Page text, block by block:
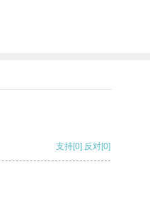
支持[0] 反对[0]